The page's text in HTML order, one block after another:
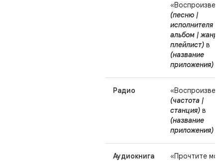
(песню |
исполнителя |
альбом | жанр |
плейлист) в
(название
приложения)
Радио
(частота |
станция) в
(название
приложения)
Аудиокнига
«Прочтите мою